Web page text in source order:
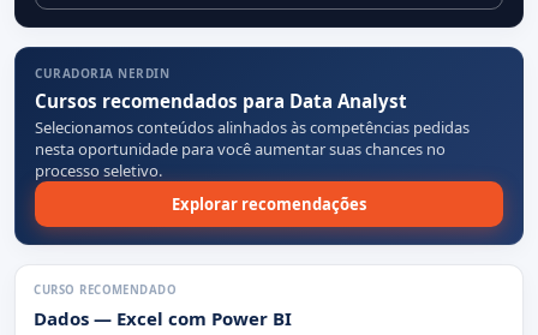
CURADORIA NERDIN
Cursos recomendados para Data Analyst
Selecionamos conteúdos alinhados às competências pedidas
nesta oportunidade para você aumentar suas chances no
processo seletivo.
Explorar recomendações
CURSO RECOMENDADO
Dados — Excel com Power BI